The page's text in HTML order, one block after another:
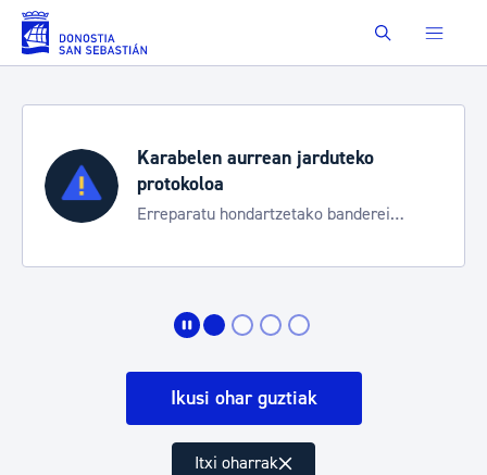
Saut au contenu principal Buscar
Karabelen aurrean jarduteko
protokoloa
Erreparatu hondartzetako banderei
Ikusi ohar guztiak
Itxi oharrak